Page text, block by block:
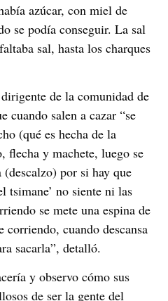
azúcar, con miel de
se podía conseguir. La sal
sal, hasta los charques
de la comunidad de
cuando salen a cazar “se
(qué es hecha de la
flecha y machete, luego se
por si hay que
tsimane’ no siente ni las
se mete una espina de
cuando descansa
sacarla”, detalló.
y observo cómo sus
de ser la gente del